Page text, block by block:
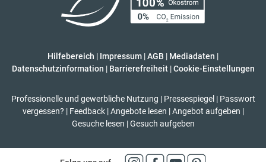
Hilfebereich | Impressum |AGB | Mediadaten |
Datenschutzinformation | Barrierefreiheit | Cookie-Einstellungen
Professionelle und gewerbliche Nutzung | Pressespiegel | Passwort
vergessen? | Feedback | Angebote lesen | Angebot aufgeben |
Gesuche lesen | Gesuch aufgeben